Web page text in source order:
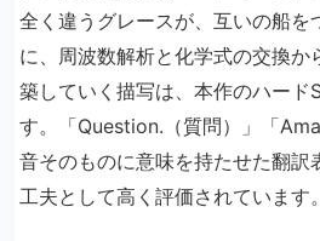
全く違うグレースが、互いの船を
に、周波数解析と化学式の交換か
築していく描写は、本作のハード
す。「Question.（質問）」「
音そのものに意味を持たせた翻訳
工夫として高く評価されています。